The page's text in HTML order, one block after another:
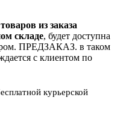
из заказа
складе, будет доступна
ПРЕДЗАКАЗ. в таком
с клиентом по
курьерской